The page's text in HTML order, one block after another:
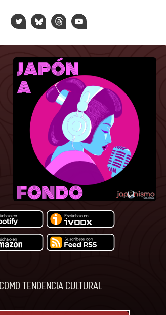
TENDENCIA CULTURAL